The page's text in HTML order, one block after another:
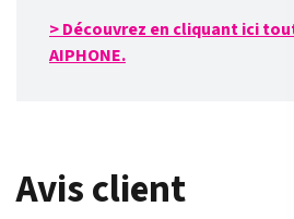
> Découvrez en cliquant ici
AIPHONE.
Avis client